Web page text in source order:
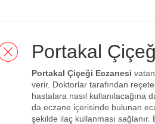
Portakal
Portakal Çiçeği Eczanesi
verir. Doktorlar tarafından
hastalara nasıl kullanılacağına
da eczane içerisinde bulunan
şekilde ilaç kullanması